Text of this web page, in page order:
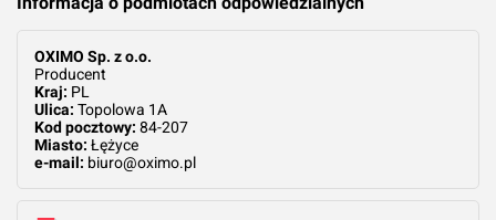
OXIMO Sp. z o.o.
Producent
Kraj: PL
Ulica: Topolowa 1A
Kod pocztowy: 84-207
Miasto: Łężyce
e-mail: biuro@oximo.pl